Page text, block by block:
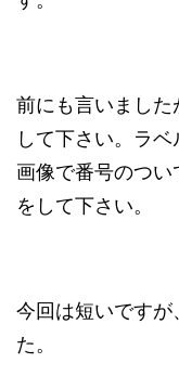
前にも言いました
して下さい。ラ
画像で番号のつ
をして下さい。
今回は短いですが
た。